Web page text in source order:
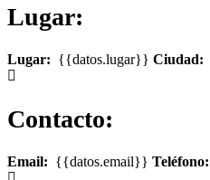
Lugar:
Lugar: {{datos.lugar}} Ciudad:
Contacto:
Email: {{datos.email}} Teléfono: